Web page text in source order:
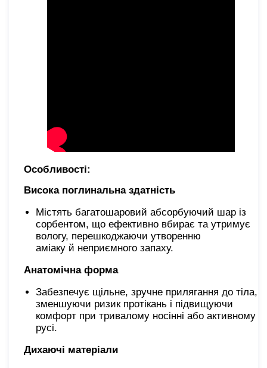
Особливості:
Висока поглинальна здатність
Містять багатошаровий абсорбуючий шар із
сорбентом, що ефективно вбирає та утримує
вологу, перешкоджаючи утворенню
аміаку й неприємного запаху.
Анатомічна форма
Забезпечує щільне, зручне прилягання до тіла,
зменшуючи ризик протікань і підвищуючи
комфорт при тривалому носінні або активному
русі.
Дихаючі матеріали